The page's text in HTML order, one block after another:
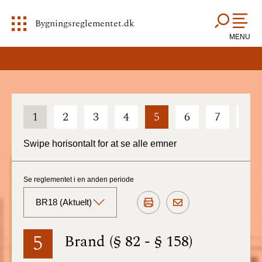
Bygningsreglementet.dk
MENU
1 2 3 4 5 6 7
Swipe horisontalt for at se alle emner
5 Brand (§ 82 - § 158)
Se reglementet i en anden periode
BR18 (Aktuelt)
BR18 (Aktuelt)